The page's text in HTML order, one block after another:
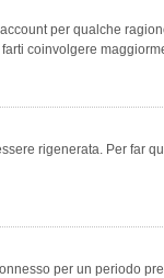
per qualche
coinvolgere
rigenerata. Per far
per un periodo